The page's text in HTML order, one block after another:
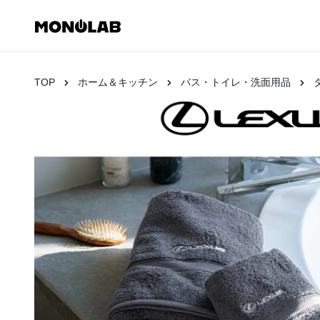
TOP ホーム＆キッチン バス・トイレ・洗面用品